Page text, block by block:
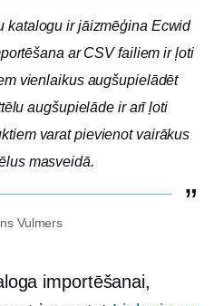
katalogu ir jāizmēģina Ecwid
ar CSV failiem ir ļoti
vienlaikus augšupielādēt
augšupielāde ir arī ļoti
varat pievienot vairākus
masveidā.
Vulmers
importēšanai,